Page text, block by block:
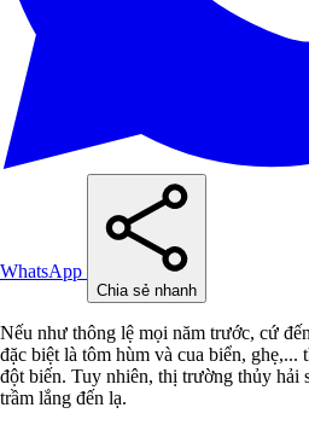
WhatsApp
Chia sẻ nhanh
Nếu như thông lệ mọi năm trước, cứ
đặc biệt là tôm hùm và cua biển, ghẹ,...
đột biến. Tuy nhiên, thị trường thủy hải
trầm lắng đến lạ.